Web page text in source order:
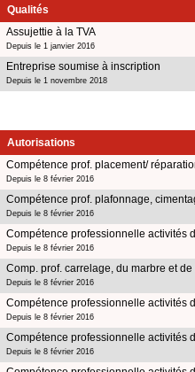
Qualités
Assujettie à la TVA
Depuis le 1 janvier 2016
Entreprise soumise à inscription
Depuis le 1 novembre 2018
Autorisations
Compétence prof. placement/
Depuis le 8 février 2016
Compétence prof. plafonnage,
Depuis le 8 février 2016
Compétence professionnelle activités
Depuis le 8 février 2016
Comp. prof. carrelage, du marbre et
Depuis le 8 février 2016
Compétence professionnelle activités
Depuis le 8 février 2016
Compétence professionnelle activités
Depuis le 8 février 2016